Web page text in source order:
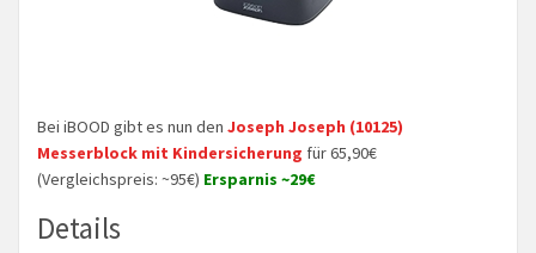
Bei iBOOD gibt es nun den Joseph Joseph (10125)
Messerblock mit Kindersicherung für 65,90€
(Vergleichspreis: ~95€) Ersparnis ~29€
Details